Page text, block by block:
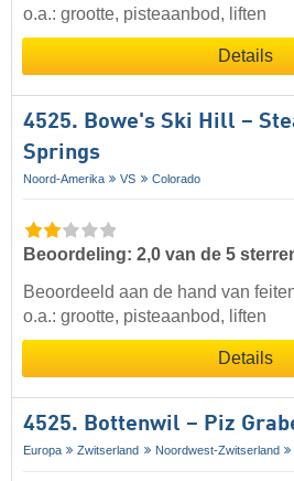
o.a.: grootte, pisteaanbod, liften
Details
4525. Bowe's Ski Hill –
Springs
Noord-Amerika VS Colorado
Beoordeling: 2,0 van de 5
Beoordeeld aan de hand van
o.a.: grootte, pisteaanbod, liften
Details
4525. Bottenwil – Piz
Europa Zwitserland Noordwest-Zwitserland